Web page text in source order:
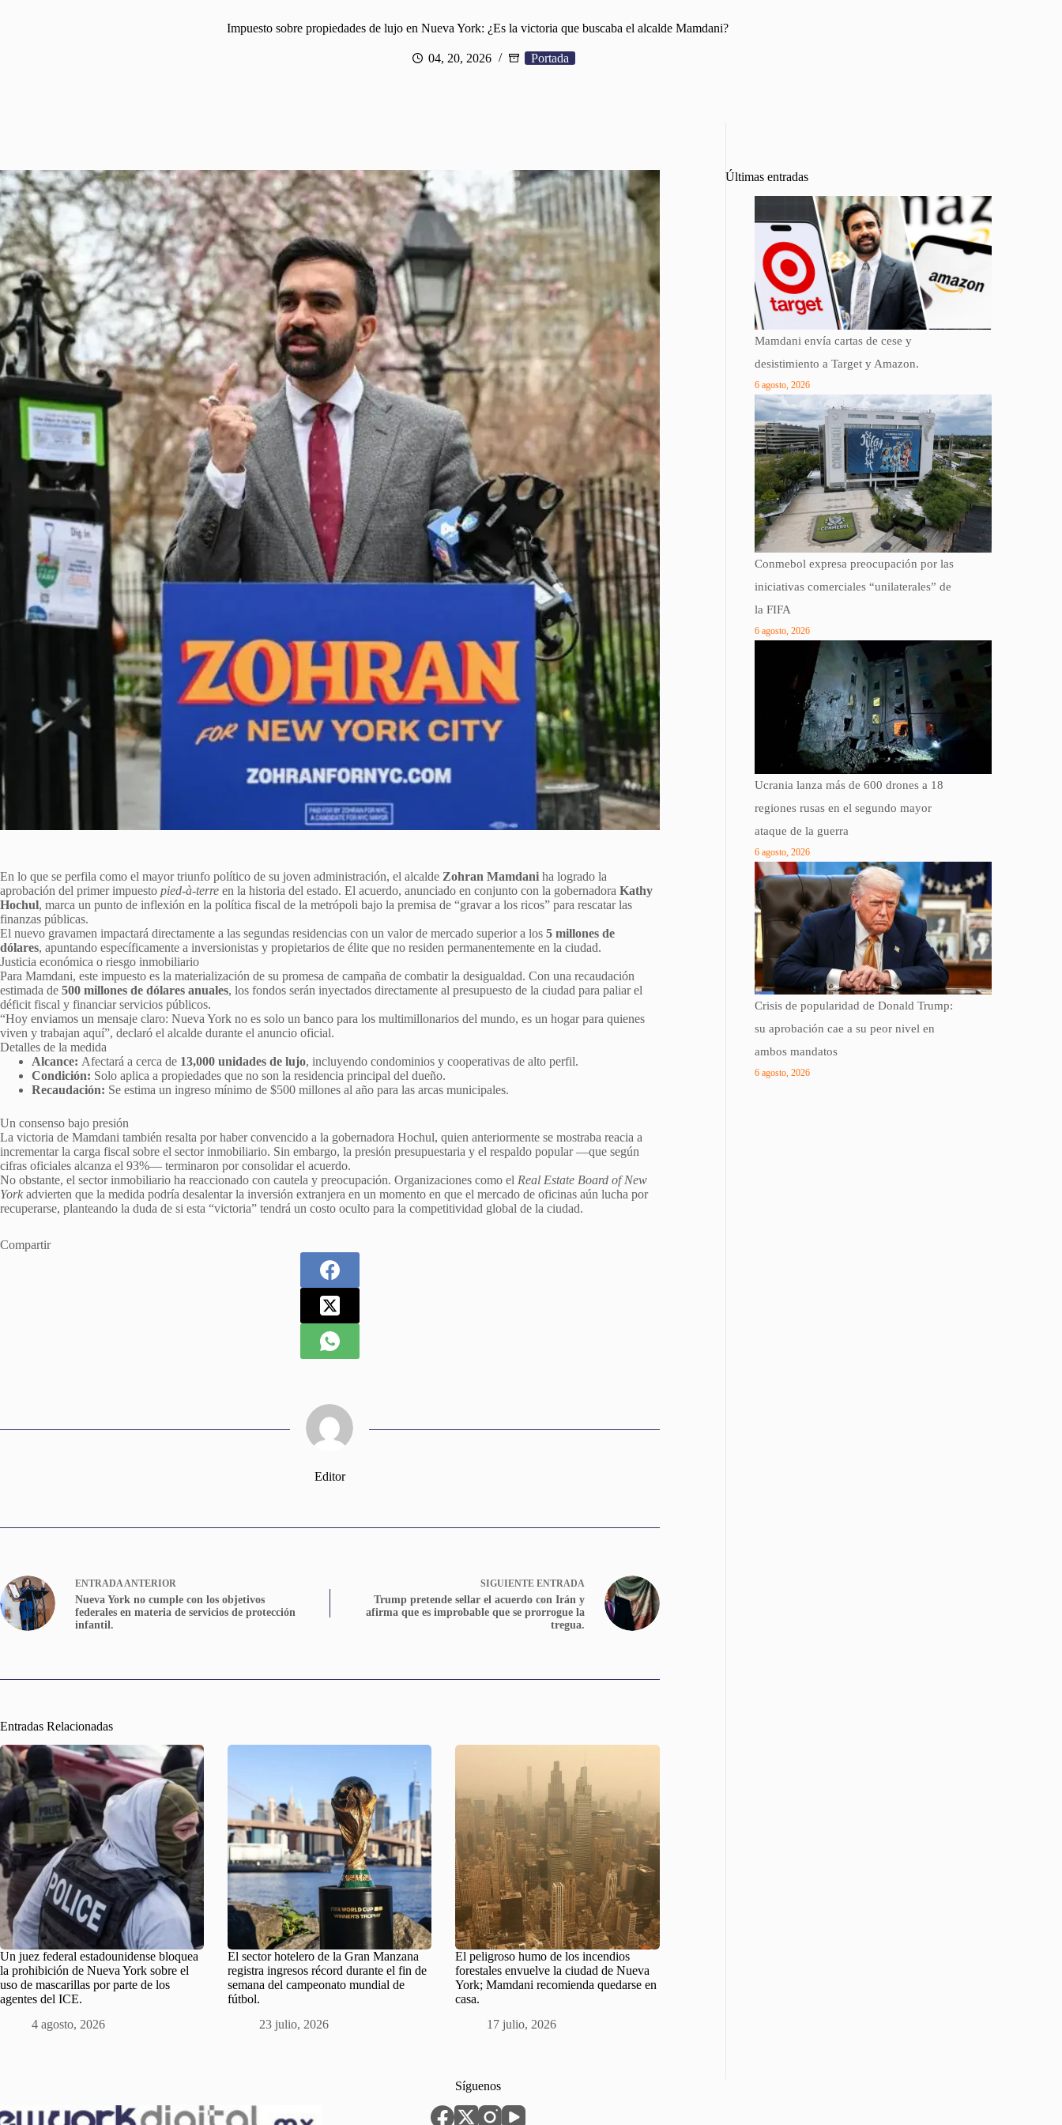
Impuesto sobre propiedades de lujo en Nueva York: ¿Es la victoria que buscaba el alcalde Mamdani?
04, 20, 2026 Portada
En lo que se perfila como el mayor triunfo político de su joven administración, el alcalde Zohran Mamdani ha logrado la
aprobación del primer impuesto pied-à-terre en la historia del estado. El acuerdo, anunciado en conjunto con la gobernadora Kathy
Hochul, marca un punto de inflexión en la política fiscal de la metrópoli bajo la premisa de “gravar a los ricos” para rescatar las
finanzas públicas.
El nuevo gravamen impactará directamente a las segundas residencias con un valor de mercado superior a los 5 millones de
dólares, apuntando específicamente a inversionistas y propietarios de élite que no residen permanentemente en la ciudad.
Justicia económica o riesgo inmobiliario
Para Mamdani, este impuesto es la materialización de su promesa de campaña de combatir la desigualdad. Con una recaudación
estimada de 500 millones de dólares anuales, los fondos serán inyectados directamente al presupuesto de la ciudad para paliar el
déficit fiscal y financiar servicios públicos.
“Hoy enviamos un mensaje claro: Nueva York no es solo un banco para los multimillonarios del mundo, es un hogar para quienes
viven y trabajan aquí”, declaró el alcalde durante el anuncio oficial.
Detalles de la medida
Alcance: Afectará a cerca de 13,000 unidades de lujo, incluyendo condominios y cooperativas de alto perfil.
Condición: Solo aplica a propiedades que no son la residencia principal del dueño.
Recaudación: Se estima un ingreso mínimo de $500 millones al año para las arcas municipales.
Un consenso bajo presión
La victoria de Mamdani también resalta por haber convencido a la gobernadora Hochul, quien anteriormente se mostraba reacia a
incrementar la carga fiscal sobre el sector inmobiliario. Sin embargo, la presión presupuestaria y el respaldo popular —que según
cifras oficiales alcanza el 93%— terminaron por consolidar el acuerdo.
No obstante, el sector inmobiliario ha reaccionado con cautela y preocupación. Organizaciones como el Real Estate Board of New
York advierten que la medida podría desalentar la inversión extranjera en un momento en que el mercado de oficinas aún lucha por
recuperarse, planteando la duda de si esta “victoria” tendrá un costo oculto para la competitividad global de la ciudad.
Compartir
Editor
ENTRADA ANTERIOR
Nueva York no cumple con los objetivos
federales en materia de servicios de protección
infantil.
SIGUIENTE ENTRADA
Trump pretende sellar el acuerdo con Irán y
afirma que es improbable que se prorrogue la
tregua.
Entradas Relacionadas
Un juez federal estadounidense bloquea
la prohibición de Nueva York sobre el
uso de mascarillas por parte de los
agentes del ICE.
4 agosto, 2026
El sector hotelero de la Gran Manzana
registra ingresos récord durante el fin de
semana del campeonato mundial de
fútbol.
23 julio, 2026
El peligroso humo de los incendios
forestales envuelve la ciudad de Nueva
York; Mamdani recomienda quedarse en
casa.
17 julio, 2026
Últimas entradas
Mamdani envía cartas de cese y
desistimiento a Target y Amazon.
6 agosto, 2026
Conmebol expresa preocupación por las
iniciativas comerciales “unilaterales” de
la FIFA
6 agosto, 2026
Ucrania lanza más de 600 drones a 18
regiones rusas en el segundo mayor
ataque de la guerra
6 agosto, 2026
Crisis de popularidad de Donald Trump:
su aprobación cae a su peor nivel en
ambos mandatos
6 agosto, 2026
Síguenos